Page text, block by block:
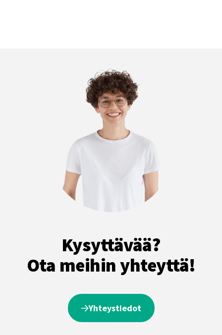
Kysyttävää?
Ota meihin yhteyttä!
Yhteystiedot